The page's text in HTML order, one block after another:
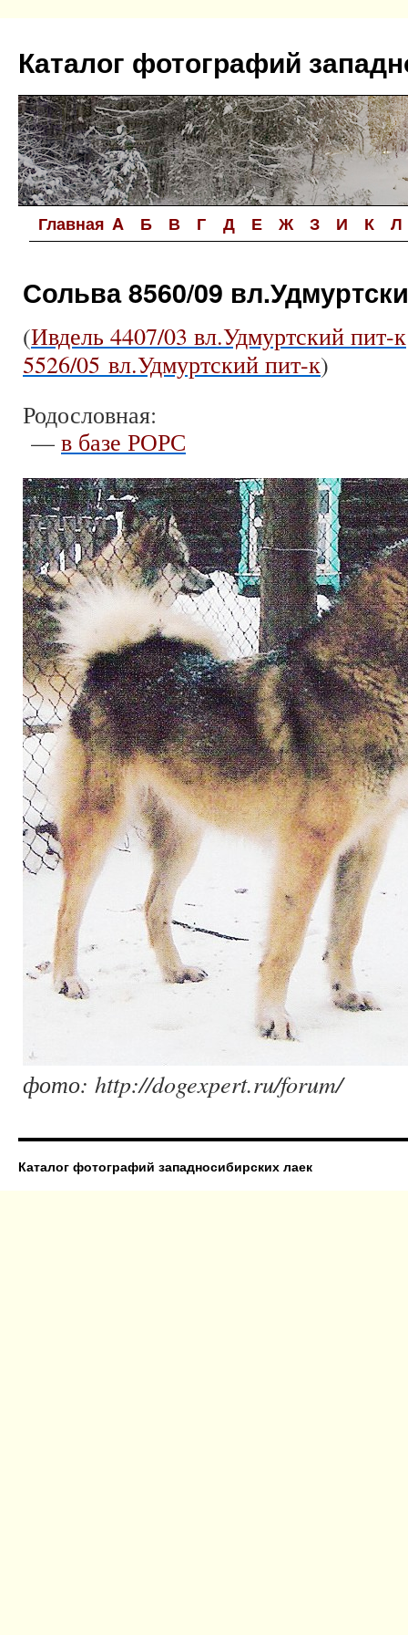
содержимому
Каталог фотографий
Главная A Б В Г Д Е Ж З И К Л
Сольва 8560/09
(Ивдель 4407/03 вл.Удмуртский пит-к
5526/05 вл.Удмуртский пит-к)
Родословная:
— в базе РОРС
фото: http://dogexpert.ru/forum/
Каталог фотографий западносибирских лаек